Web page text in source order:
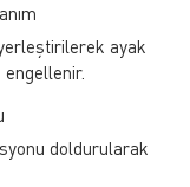
ayak
engellenir.
doldurularak